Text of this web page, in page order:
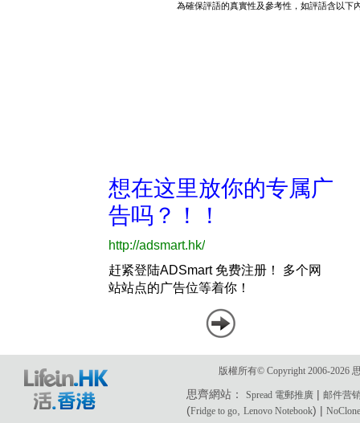
為確保評語的真實性及參考性，如評語含以下
版權所有© Copyright 2006-2026
思齊網站：Spread 電郵推廣 |邮件营
(Fridge to go ,Lenovo Notebook) |